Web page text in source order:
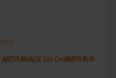
ARTISANAUX DU CHAMPSAUR